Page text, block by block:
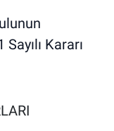
Kararı